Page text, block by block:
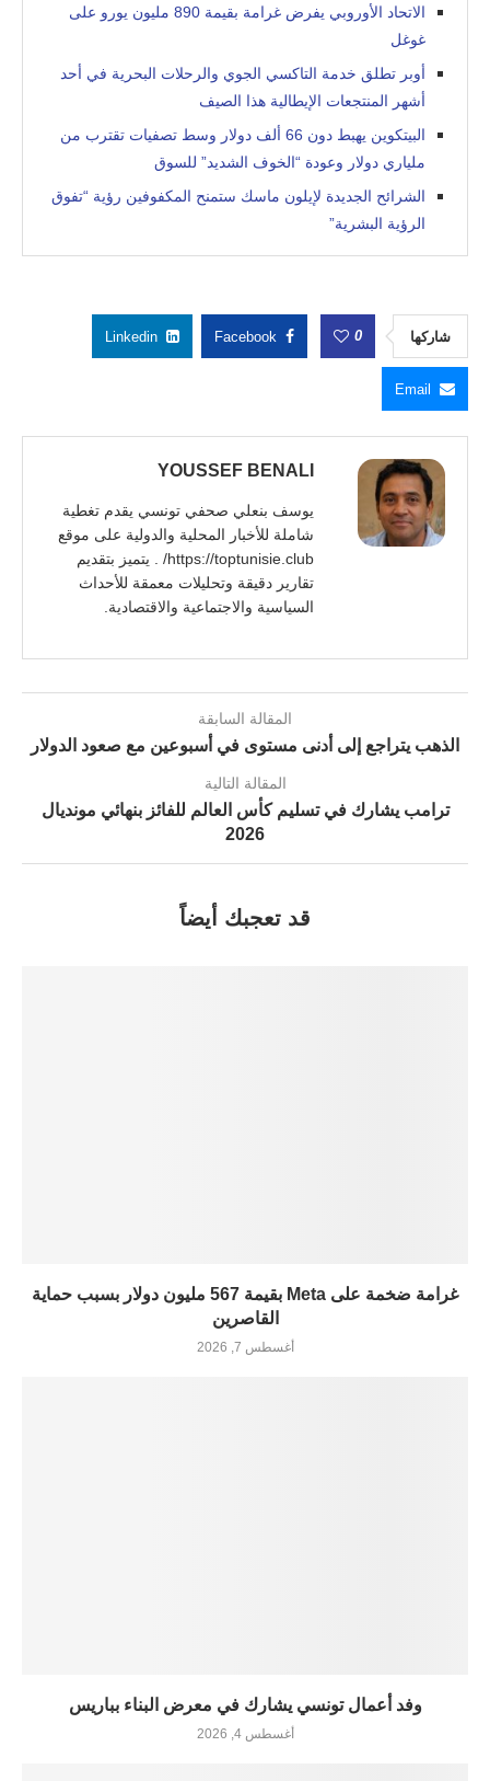
الاتحاد الأوروبي يفرض غرامة بقيمة 890 مليون يورو على
غوغل
أوبر تطلق خدمة التاكسي الجوي والرحلات البحرية في أحد
أشهر المنتجعات الإيطالية هذا الصيف
البيتكوين يهبط دون 66 ألف دولار وسط تصفيات تقترب من
ملياري دولار وعودة “الخوف الشديد” للسوق
الشرائح الجديدة لإيلون ماسك ستمنح المكفوفين رؤية “تفوق
الرؤية البشرية”
شاركها 0
Facebook
Linkedin
Email
YOUSSEF BENALI
يوسف بنعلي صحفي تونسي يقدم تغطية
شاملة للأخبار المحلية والدولية على موقع
https://toptunisie.club/ . يتميز بتقديم
تقارير دقيقة وتحليلات معمقة للأحداث
السياسية والاجتماعية والاقتصادية.
المقالة السابقة
الذهب يتراجع إلى أدنى مستوى في أسبوعين مع صعود الدولار
المقالة التالية
ترامب يشارك في تسليم كأس العالم للفائز بنهائي مونديال
2026
قد تعجبك أيضاً
غرامة ضخمة على Meta بقيمة 567 مليون دولار بسبب حماية
القاصرين
أغسطس 7, 2026
وفد أعمال تونسي يشارك في معرض البناء بباريس
أغسطس 4, 2026